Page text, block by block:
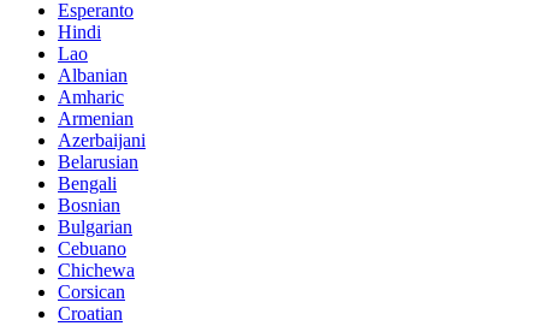
Esperanto
Hindi
Lao
Albanian
Amharic
Armenian
Azerbaijani
Belarusian
Bengali
Bosnian
Bulgarian
Cebuano
Chichewa
Corsican
Croatian